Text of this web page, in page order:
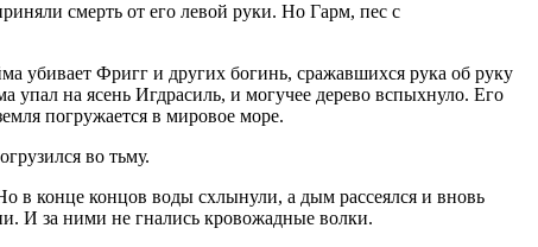
смерть от его левой руки. Но Гарм, пес с
убивает Фригг и других богинь, сражавшихся рука об руку
на ясень Игдрасиль, и могучее дерево вспыхнуло. Его
погружается в мировое море.
во тьму.
конце концов воды схлынули, а дым рассеялся и вновь
И за ними не гнались кровожадные волки.